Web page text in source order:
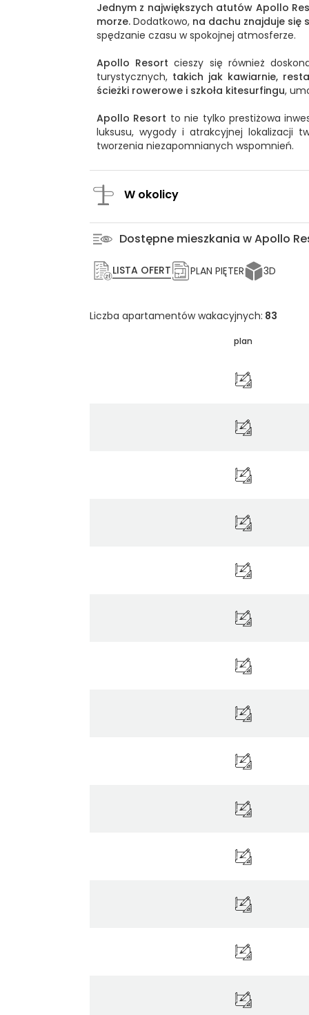
Jednym z największych atutów Apollo
morze. Dodatkowo, na dachu znajduje się
spędzanie czasu w spokojnej atmosferze.
Apollo Resort cieszy się również
turystycznych, takich jak kawiarnie,
ścieżki rowerowe i szkoła kitesurfingu,
Apollo Resort to nie tylko prestiżowa
luksusu, wygody i atrakcyjnej lokalizacji
tworzenia niezapomnianych wspomnień.
W okolicy
Dostępne mieszkania w Apollo
LISTA OFERT PLAN PIĘTER 3D
Liczba apartamentów wakacyjnych: 83
plan